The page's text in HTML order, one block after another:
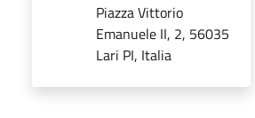
Piazza Vittorio
Emanuele II, 2, 56035
Lari PI, Italia